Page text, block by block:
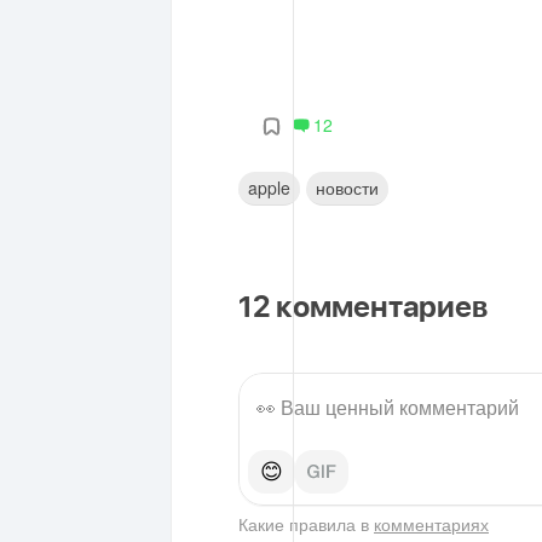
12
apple новости
12 комментариев
😊
Какие правила в комментариях